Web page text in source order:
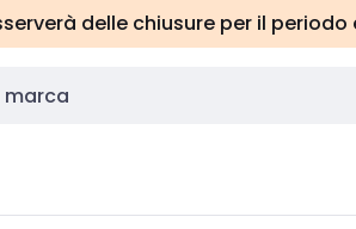
delle chiusure per il periodo